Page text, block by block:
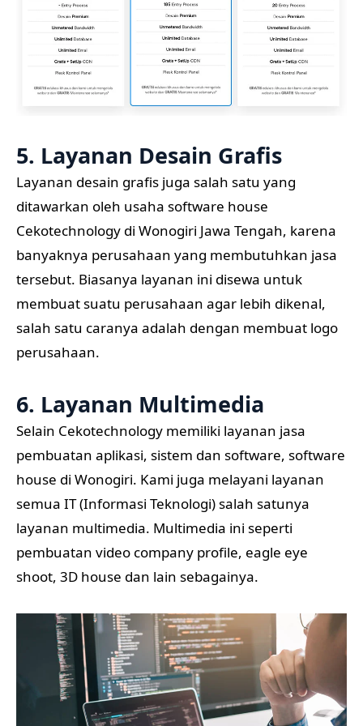
5. Layanan Desain Grafis
Layanan desain grafis juga salah satu yang
ditawarkan oleh usaha software house
Cekotechnology di Wonogiri Jawa Tengah, karena
banyaknya perusahaan yang membutuhkan jasa
tersebut. Biasanya layanan ini disewa untuk
membuat suatu perusahaan agar lebih dikenal,
salah satu caranya adalah dengan membuat logo
perusahaan.
6. Layanan Multimedia
Selain Cekotechnology memiliki layanan jasa
pembuatan aplikasi, sistem dan software, software
house di Wonogiri. Kami juga melayani layanan
semua IT (Informasi Teknologi) salah satunya
layanan multimedia. Multimedia ini seperti
pembuatan video company profile, eagle eye
shoot, 3D house dan lain sebagainya.